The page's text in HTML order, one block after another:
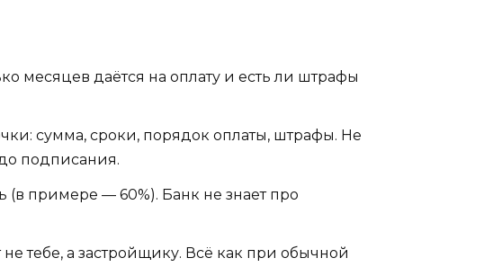
месяцев даётся на оплату и есть ли штрафы
сумма, сроки, порядок оплаты, штрафы. Не
подписания.
(в примере — 60%). Банк не знает про
тебе, а застройщику. Всё как при обычной